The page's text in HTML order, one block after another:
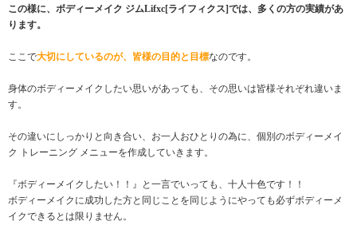
この様に、ボディーメイク ジムLifxc[ライフィクス]では、多くの方の実績があ
ります。
ここで大切にしているのが、皆様の目的と目標なのです。
身体のボディーメイクしたい思いがあっても、その思いは皆様それぞれ違いま
す。
その違いにしっかりと向き合い、お一人おひとりの為に、個別のボディーメイ
ク トレーニング メニューを作成していきます。
『ボディーメイクしたい！！』と一言でいっても、十人十色です！！
ボディーメイクに成功した方と同じことを同じようにやっても必ずボディーメ
イクできるとは限りません。